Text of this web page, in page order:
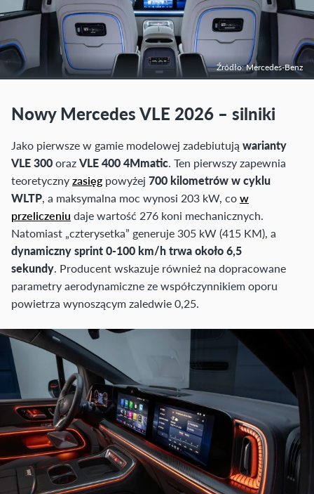
Źródło: Mercedes-Benz
Nowy Mercedes VLE 2026 – silniki
Jako pierwsze w gamie modelowej zadebiutują warianty
VLE 300orazVLE 400 4Mmatic. Ten pierwszy zapewnia
teoretycznyzasięg powyżej 700 kilometrów w cyklu
WLTP, a maksymalna moc wynosi 203 kW, cow
przeliczeniu daje wartość 276 koni mechanicznych.
Natomiast „czterysetka” generuje 305 kW (415 KM), a
dynamiczny sprint 0-100 km/h trwa około 6,5
sekundy. Producent wskazuje również na dopracowane
parametry aerodynamiczne ze współczynnikiem oporu
powietrza wynoszącym zaledwie 0,25.